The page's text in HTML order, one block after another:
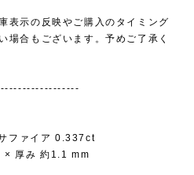
表示の反映やご購入のタイミング
場合もございます。予めご了承く
ファイア 0.337ct
× 厚み 約1.1 mm